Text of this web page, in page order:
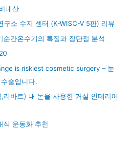
내산
구소 수지 센터 (K-WISC-V 5판) 리뷰
간온수기의 특징과 장단점 분석
is riskiest cosmetic surgery – 눈
술입니다.
리바트) 내 돈을 사용한 거실 인테리어
식 운동화 추천